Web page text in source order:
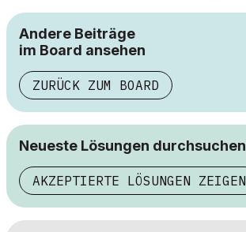
Andere Beiträge
im Board ansehen
ZURÜCK ZUM BOARD
Neueste Lösungen durchsuchen
AKZEPTIERTE LÖSUNGEN ZEIGEN